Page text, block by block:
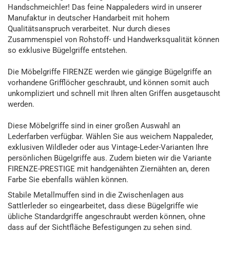
Handschmeichler! Das feine Nappaleders wird in unserer
Manufaktur in deutscher Handarbeit mit hohem
Qualitätsanspruch verarbeitet. Nur durch dieses
Zusammenspiel von Rohstoff- und Handwerksqualität können
so exklusive Bügelgriffe entstehen.
Die Möbelgriffe FIRENZE werden wie gängige Bügelgriffe an
vorhandene Grifflöcher geschraubt, und können somit auch
unkompliziert und schnell mit Ihren alten Griffen ausgetauscht
werden.
Diese Möbelgriffe sind in einer großen Auswahl an
Lederfarben verfügbar. Wählen Sie aus weichem Nappaleder,
exklusiven Wildleder oder aus Vintage-Leder-Varianten Ihre
persönlichen Bügelgriffe aus. Zudem bieten wir die Variante
FIRENZE-PRESTIGE mit handgenähten Ziernähten an, deren
Farbe Sie ebenfalls wählen können.
Stabile Metallmuffen sind in die Zwischenlagen aus
Sattlerleder so eingearbeitet, dass diese Bügelgriffe wie
übliche Standardgriffe angeschraubt werden können, ohne
dass auf der Sichtfläche Befestigungen zu sehen sind.